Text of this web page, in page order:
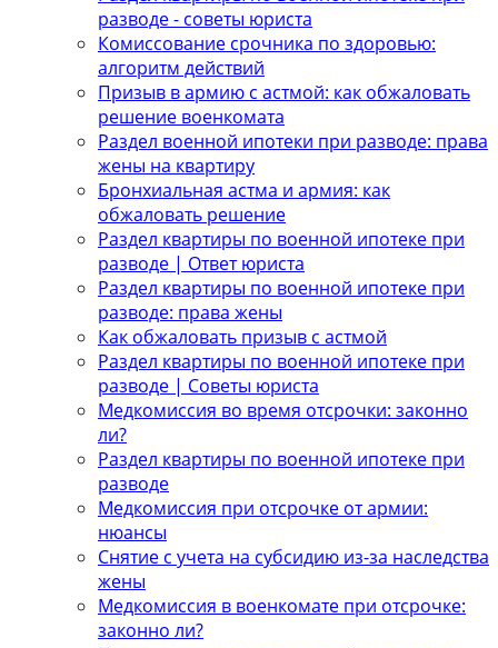
разводе - советы юриста
Комиссование срочника по здоровью:
алгоритм действий
Призыв в армию с астмой: как обжаловать
решение военкомата
Раздел военной ипотеки при разводе: права
жены на квартиру
Бронхиальная астма и армия: как
обжаловать решение
Раздел квартиры по военной ипотеке при
разводе | Ответ юриста
Раздел квартиры по военной ипотеке при
разводе: права жены
Как обжаловать призыв с астмой
Раздел квартиры по военной ипотеке при
разводе | Советы юриста
Медкомиссия во время отсрочки: законно
ли?
Раздел квартиры по военной ипотеке при
разводе
Медкомиссия при отсрочке от армии:
нюансы
Снятие с учета на субсидию из-за наследства
жены
Медкомиссия в военкомате при отсрочке:
законно ли?